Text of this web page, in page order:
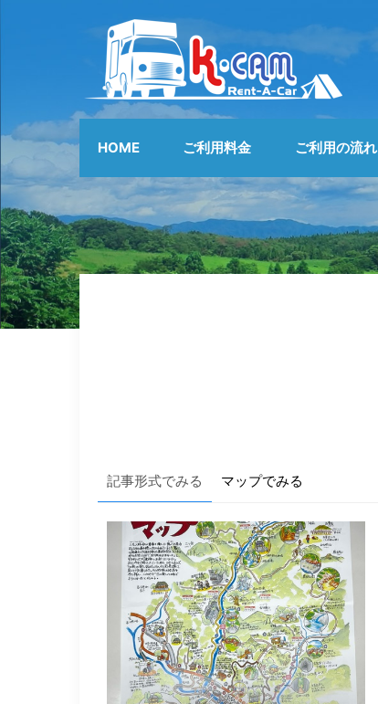
HOME ご利用料金 ご利用の流れ
記事形式でみる マップでみる